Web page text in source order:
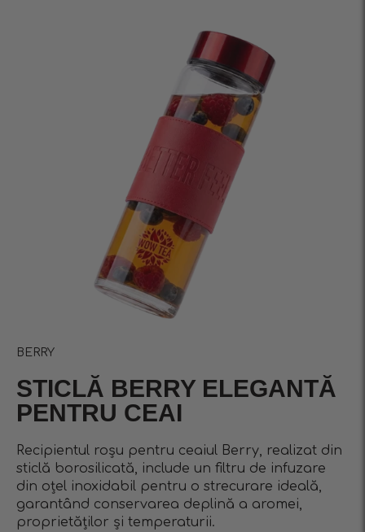
BERRY
STICLĂ BERRY ELEGANTĂ
PENTRU CEAI
Recipientul roșu pentru ceaiul Berry, realizat din
sticlă borosilicată, include un filtru de infuzare
din oțel inoxidabil pentru o strecurare ideală,
garantând conservarea deplină a aromei,
proprietăților și temperaturii.